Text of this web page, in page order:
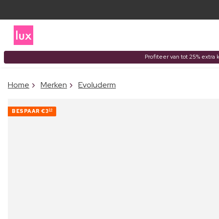
Profiteer van tot 25% extra
Home Merken Evoluderm
BESPAAR €320